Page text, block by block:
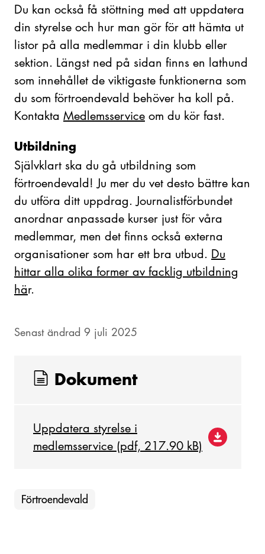
Du kan också få stöttning med att uppdatera
din styrelse och hur man gör för att hämta ut
listor på alla medlemmar i din klubb eller
sektion. Längst ned på sidan finns en lathund
som innehållet de viktigaste funktionerna som
du som förtroendevald behöver ha koll på.
Kontakta Medlemsservice om du kör fast.
Utbildning
Självklart ska du gå utbildning som
förtroendevald! Ju mer du vet desto bättre kan
du utföra ditt uppdrag. Journalistförbundet
anordnar anpassade kurser just för våra
medlemmar, men det finns också externa
organisationer som har ett bra utbud. Du
hittar alla olika former av facklig utbildning
här.
Senast ändrad 9 juli 2025
Dokument
Uppdatera styrelse i
medlemsservice (pdf, 217.90 kB)
Förtroendevald